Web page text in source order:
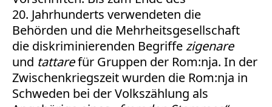
20. Jahrhunderts verwendeten die
Behörden und die Mehrheitsgesellschaft
die diskriminierenden Begriffe zigenare
und tattarefür Gruppen der Rom:nja. In der
Zwischenkriegszeit wurden die Rom:nja in
Schweden bei der Volkszählung als